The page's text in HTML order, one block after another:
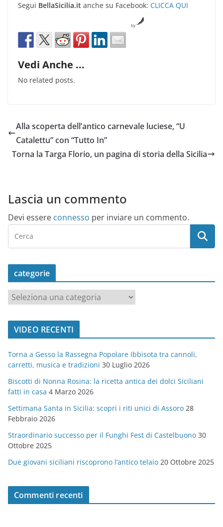
Segui BellaSicilia.it anche su Facebook: CLICCA QUI
by
Vedi Anche ...
No related posts.
Alla scoperta dell’antico carnevale luciese, “U
Catalettu” con “Tutto In”
Torna la Targa Florio, un pagina di storia della Sicilia
Lascia un commento
Devi essere connesso per inviare un commento.
categorie
a
t
o
r
i
e
VIDEO RECENTI
Torna a Gesso la Rassegna Popolare Ibbisota tra cannoli,
carretti, musica e tradizioni 30 Luglio 2026
Biscotti di Nonna Rosina: la ricetta antica dei dolci Siciliani
fatti in casa 4 Marzo 2026
Settimana Santa in Sicilia: scopri i riti unici di Assoro 28
Febbraio 2026
Straordinario successo per il Funghi Fest di Castelbuono 30
Ottobre 2025
Due giovani siciliani riscoprono l’antico telaio 20 Ottobre 2025
Commenti recenti